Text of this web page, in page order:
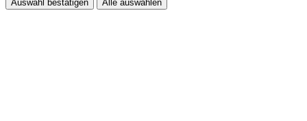
Auswahl bestätigen Alle auswählen